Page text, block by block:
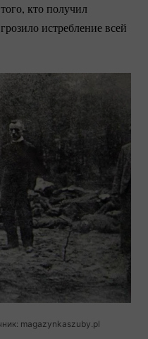
кто получил
истребление всей
magazynkaszuby.pl